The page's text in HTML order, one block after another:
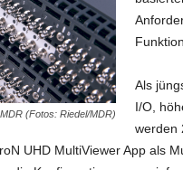
(Fotos: Riedel/MDR)
Als
I/O,
werden
UHD MultiViewer App als